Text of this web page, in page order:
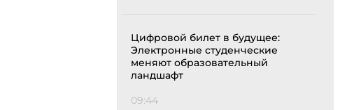
Цифровой билет в будущее:
Электронные студенческие
меняют образовательный
ландшафт
09:44